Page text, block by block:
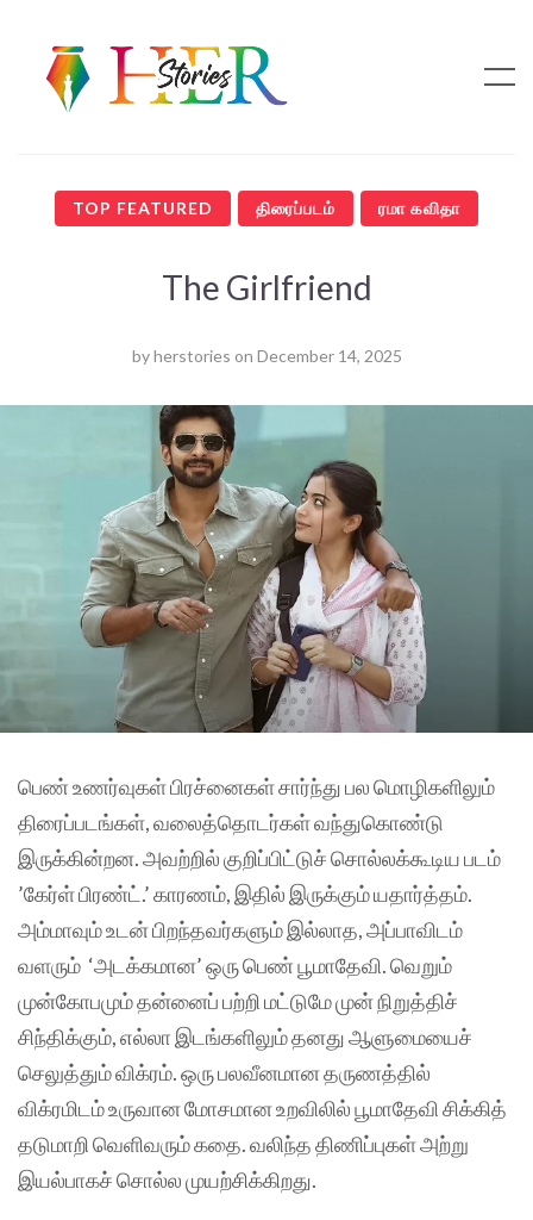
TOP FEATURED திரைப்படம் ரமா கவிதா
The Girlfriend
byherstories on December 14, 2025
பெண் உணர்வுகள் பிரச்னைகள் சார்ந்து பல மொழிகளிலும்
திரைப்படங்கள், வலைத்தொடர்கள் வந்துகொண்டு
இருக்கின்றன. அவற்றில் குறிப்பிட்டுச் சொல்லக்கூடிய படம்
’கேர்ள் பிரண்ட்.’ காரணம், இதில் இருக்கும் யதார்த்தம்.
அம்மாவும் உடன் பிறந்தவர்களும் இல்லாத, அப்பாவிடம்
வளரும் ‘அடக்கமான’ ஒரு பெண் பூமாதேவி. வெறும்
முன்கோபமும் தன்னைப் பற்றி மட்டுமே முன் நிறுத்திச்
சிந்திக்கும், எல்லா இடங்களிலும் தனது ஆளுமையைச்
செலுத்தும் விக்ரம். ஒரு பலவீனமான தருணத்தில்
விக்ரமிடம் உருவான மோசமான உறவிலில் பூமாதேவி சிக்கித்
தடுமாறி வெளிவரும் கதை. வலிந்த திணிப்புகள் அற்று
இயல்பாகச் சொல்ல முயற்சிக்கிறது.